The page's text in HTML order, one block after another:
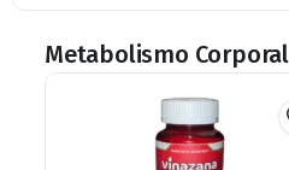
Metabolismo Corporal